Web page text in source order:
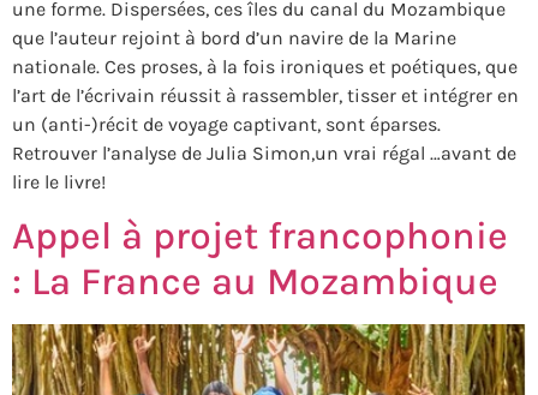
une forme. Dispersées, ces îles du canal du Mozambique
que l’auteur rejoint à bord d’un navire de la Marine
nationale. Ces proses, à la fois ironiques et poétiques, que
l’art de l’écrivain réussit à rassembler, tisser et intégrer en
un (anti-)récit de voyage captivant, sont éparses.
Retrouver l’analyse de Julia Simon,un vrai régal …avant de
lire le livre!
Appel à projet francophonie
: La France au Mozambique